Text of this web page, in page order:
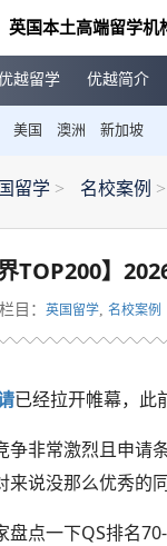
英国本土高端留学机
越留学 优越简介
美国 澳洲 新加坡
留学 > 名校案例 >
界TOP200】
目： 英国留学, 名校案例
已经拉开帷幕，此
争非常激烈且申请
说没那么优秀的同
点一下QS排名